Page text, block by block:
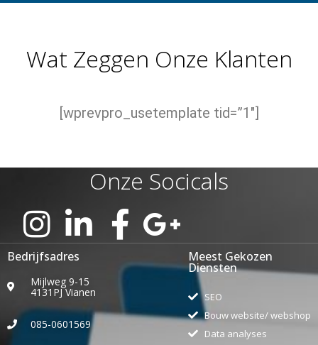
Wat Zeggen Onze Klanten
[wprevpro_usetemplate tid=”1″]
Onze Socicals
Bedrijfsadres
Mijlweg 9-15
4131PJ Vianen
085-0601569
Meest Gekozen
Diensten
SEO
Bouw website/ webshop
Data analyses